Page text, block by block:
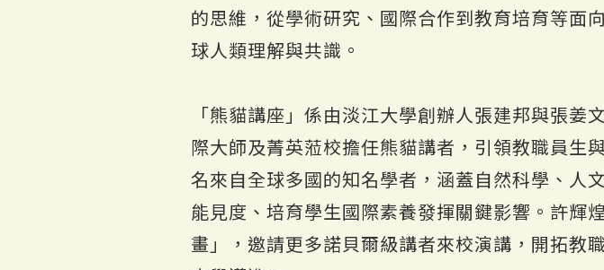
的思維，從學術研究、國際合作到教育培育等面
球人類理解與共識。
「熊貓講座」係由淡江大學創辦人張建邦與張
際大師及菁英蒞校擔任熊貓講者，引領教職員生
名來自全球多國的知名學者，涵蓋自然科學、人
能見度、培育學生國際素養發揮關鍵影響。許輝
畫」，邀請更多諾貝爾級講者來校演講，開拓教